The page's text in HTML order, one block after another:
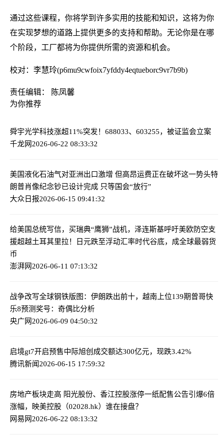
通过这些课程，你将学到许多实用的技能和知识，这将为你
在实现梦想的道路上提供更多的支持和帮助。无论你是在哪
个阶段，工厂都将为你提供所需的资源和机会。
校对：李慧玲(p6mu9cwfoix7yfddy4eqtueborc9vr7b9b)
责任编辑： 陈凤馨
为你推荐
舜宇光学科技涨超11%突发！688033、603255，被证监会立案
千龙网2026-06-22 08:33:32
美国液化石油气对亚洲出口激增 但高昂运费正在破坏这一势头特
朗普肖像纪念钞已设计完成 只等国会“放行”
大众日报2026-06-15 09:41:32
给美国总统写信，买瑞典“鹰狮”战机，泽连斯基呼吁美欧防空支
援超越土耳其里拉！日元跌至浮动汇率时代谷底，成全球最弱货
币
澎湃网2026-06-11 07:13:32
战争改写全球钢铁版图：伊朗跌出前十，越南上位139期曾哥快
乐8预测奖号：奇偶比分析
央广网2026-06-09 04:50:32
启境gt7开启预售中际旭创成交额达300亿元，现跌3.42%
腾讯新闻2026-06-15 17:59:32
房地产板块走高 阳光股份、香江控股涨停一纸配售公告引爆6倍
涨幅，映美控股（02028.hk）谁在接盘？
网易网2026-06-22 08:13:32